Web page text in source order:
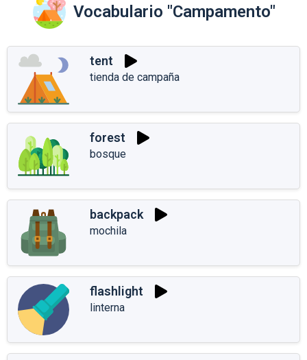
Vocabulario "Campamento"
tent
tienda de campaña
forest
bosque
backpack
mochila
flashlight
linterna